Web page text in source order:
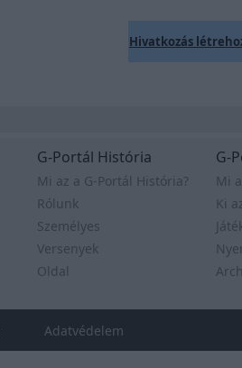
Hivatkozás
G-Portál História
Mi az a G-Portál História?
Rólunk
Személyes
Versenyek
Oldal
G-
Mi
Ki
Adatvédelem